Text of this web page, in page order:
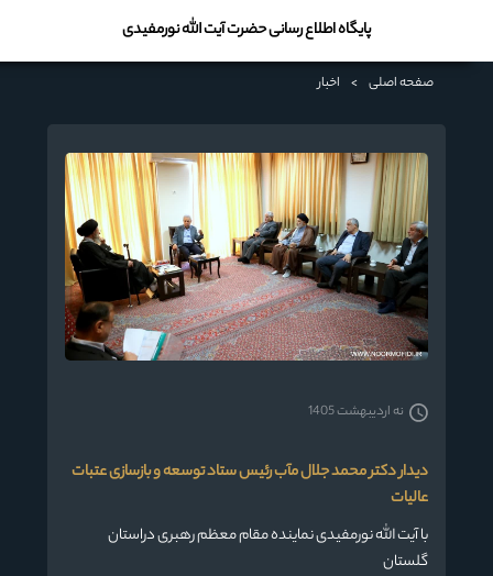
پایگاه اطلاع رسانی حضرت آیت الله نورمفیدی
صفحه اصلی > اخبار
دیدار دکتر محمد جلال مآب رئیس ستاد توسعه و بازسازی عتبات
عالیات
با آیت الله نورمفیدی نماینده مقام معظم رهبری دراستان
گلستان
نه اردیبهشت 1405